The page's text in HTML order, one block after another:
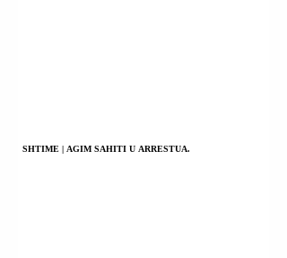
SHTIME | AGIM SAHITI U ARRESTUA.